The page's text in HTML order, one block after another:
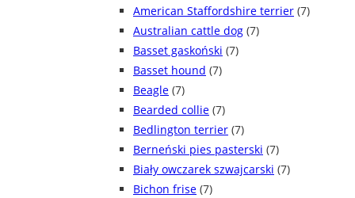
American Staffordshire terrier (7)
Australian cattle dog (7)
Basset gaskoński (7)
Basset hound (7)
Beagle (7)
Bearded collie (7)
Bedlington terrier (7)
Berneński pies pasterski (7)
Biały owczarek szwajcarski (7)
Bichon frise (7)